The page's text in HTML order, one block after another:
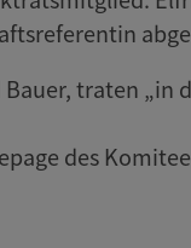
traten „in
des